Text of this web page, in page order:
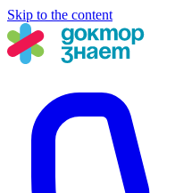
Skip to the content